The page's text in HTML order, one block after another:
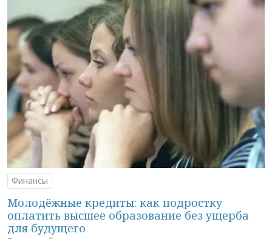
Финансы
Молодёжные кредиты: как подростку
оплатить высшее образование без ущерба
для будущего